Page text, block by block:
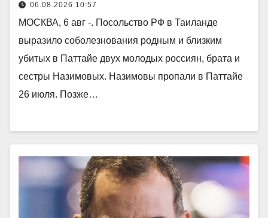
06.08.2026 10:57
МОСКВА, 6 авг -. Посольство РФ в Таиланде
выразило соболезнования родным и близким
убитых в Паттайе двух молодых россиян, брата и
сестры Назимовых. Назимовы пропали в Паттайе
26 июля. Позже…